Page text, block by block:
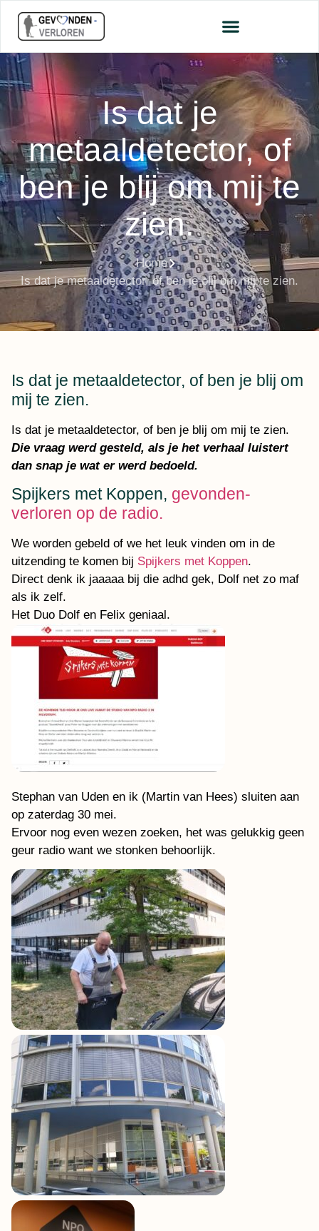
Is dat je
metaaldetector, of
ben je blij om mij te
zien.
Home
Is dat je metaaldetector, of ben je blij om mij te zien.
Is dat je metaaldetector, of ben je blij om
mij te zien.
Is dat je metaaldetector, of ben je blij om mij te zien.
Die vraag werd gesteld, als je het verhaal luistert
dan snap je wat er werd bedoeld.
Spijkers met Koppen, gevonden-
verloren op de radio.
We worden gebeld of we het leuk vinden om in de
uitzending te komen bij Spijkers met Koppen.
Direct denk ik jaaaaa bij die adhd gek, Dolf net zo maf
als ik zelf.
Het Duo Dolf en Felix geniaal.
Stephan van Uden en ik (Martin van Hees) sluiten aan
op zaterdag 30 mei.
Ervoor nog even wezen zoeken, het was gelukkig geen
geur radio want we stonken behoorlijk.